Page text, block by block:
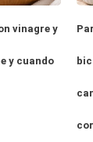
vinagre y
y cuando